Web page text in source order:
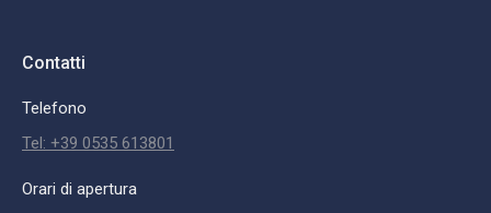
Contatti
Telefono
Tel: +39 0535 613801
Orari di apertura